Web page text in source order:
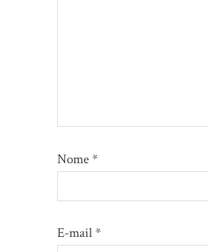
Nome*
E-mail*